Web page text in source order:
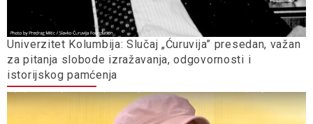
Univerzitet Kolumbija: Slučaj „Ćuruvija” presedan, važan
za pitanja slobode izražavanja, odgovornosti i
istorijskog pamćenja